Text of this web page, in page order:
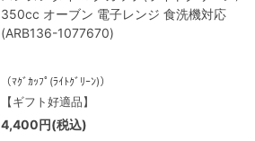
350cc オーブン 電子レンジ 食洗機対応
(ARB136-1077670)
（ﾏｸﾞｶｯﾌﾟ(ﾗｲﾄｸﾞﾘｰﾝ)）
【ギフト好適品】
4,400円(税込)